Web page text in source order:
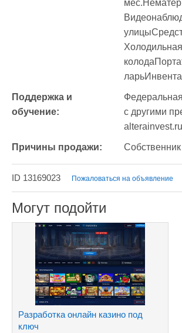
мес.Нематериальные
улицыСредства
Поддержка и
обучение:
с другими
Причины продажи: Собственник
ID 13169023 Пожаловаться на объявление
Могут подойти
Разработка онлайн казино под
ключ